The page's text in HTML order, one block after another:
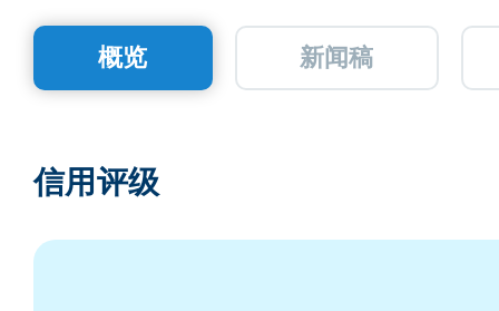
概览 新闻稿
信用评级